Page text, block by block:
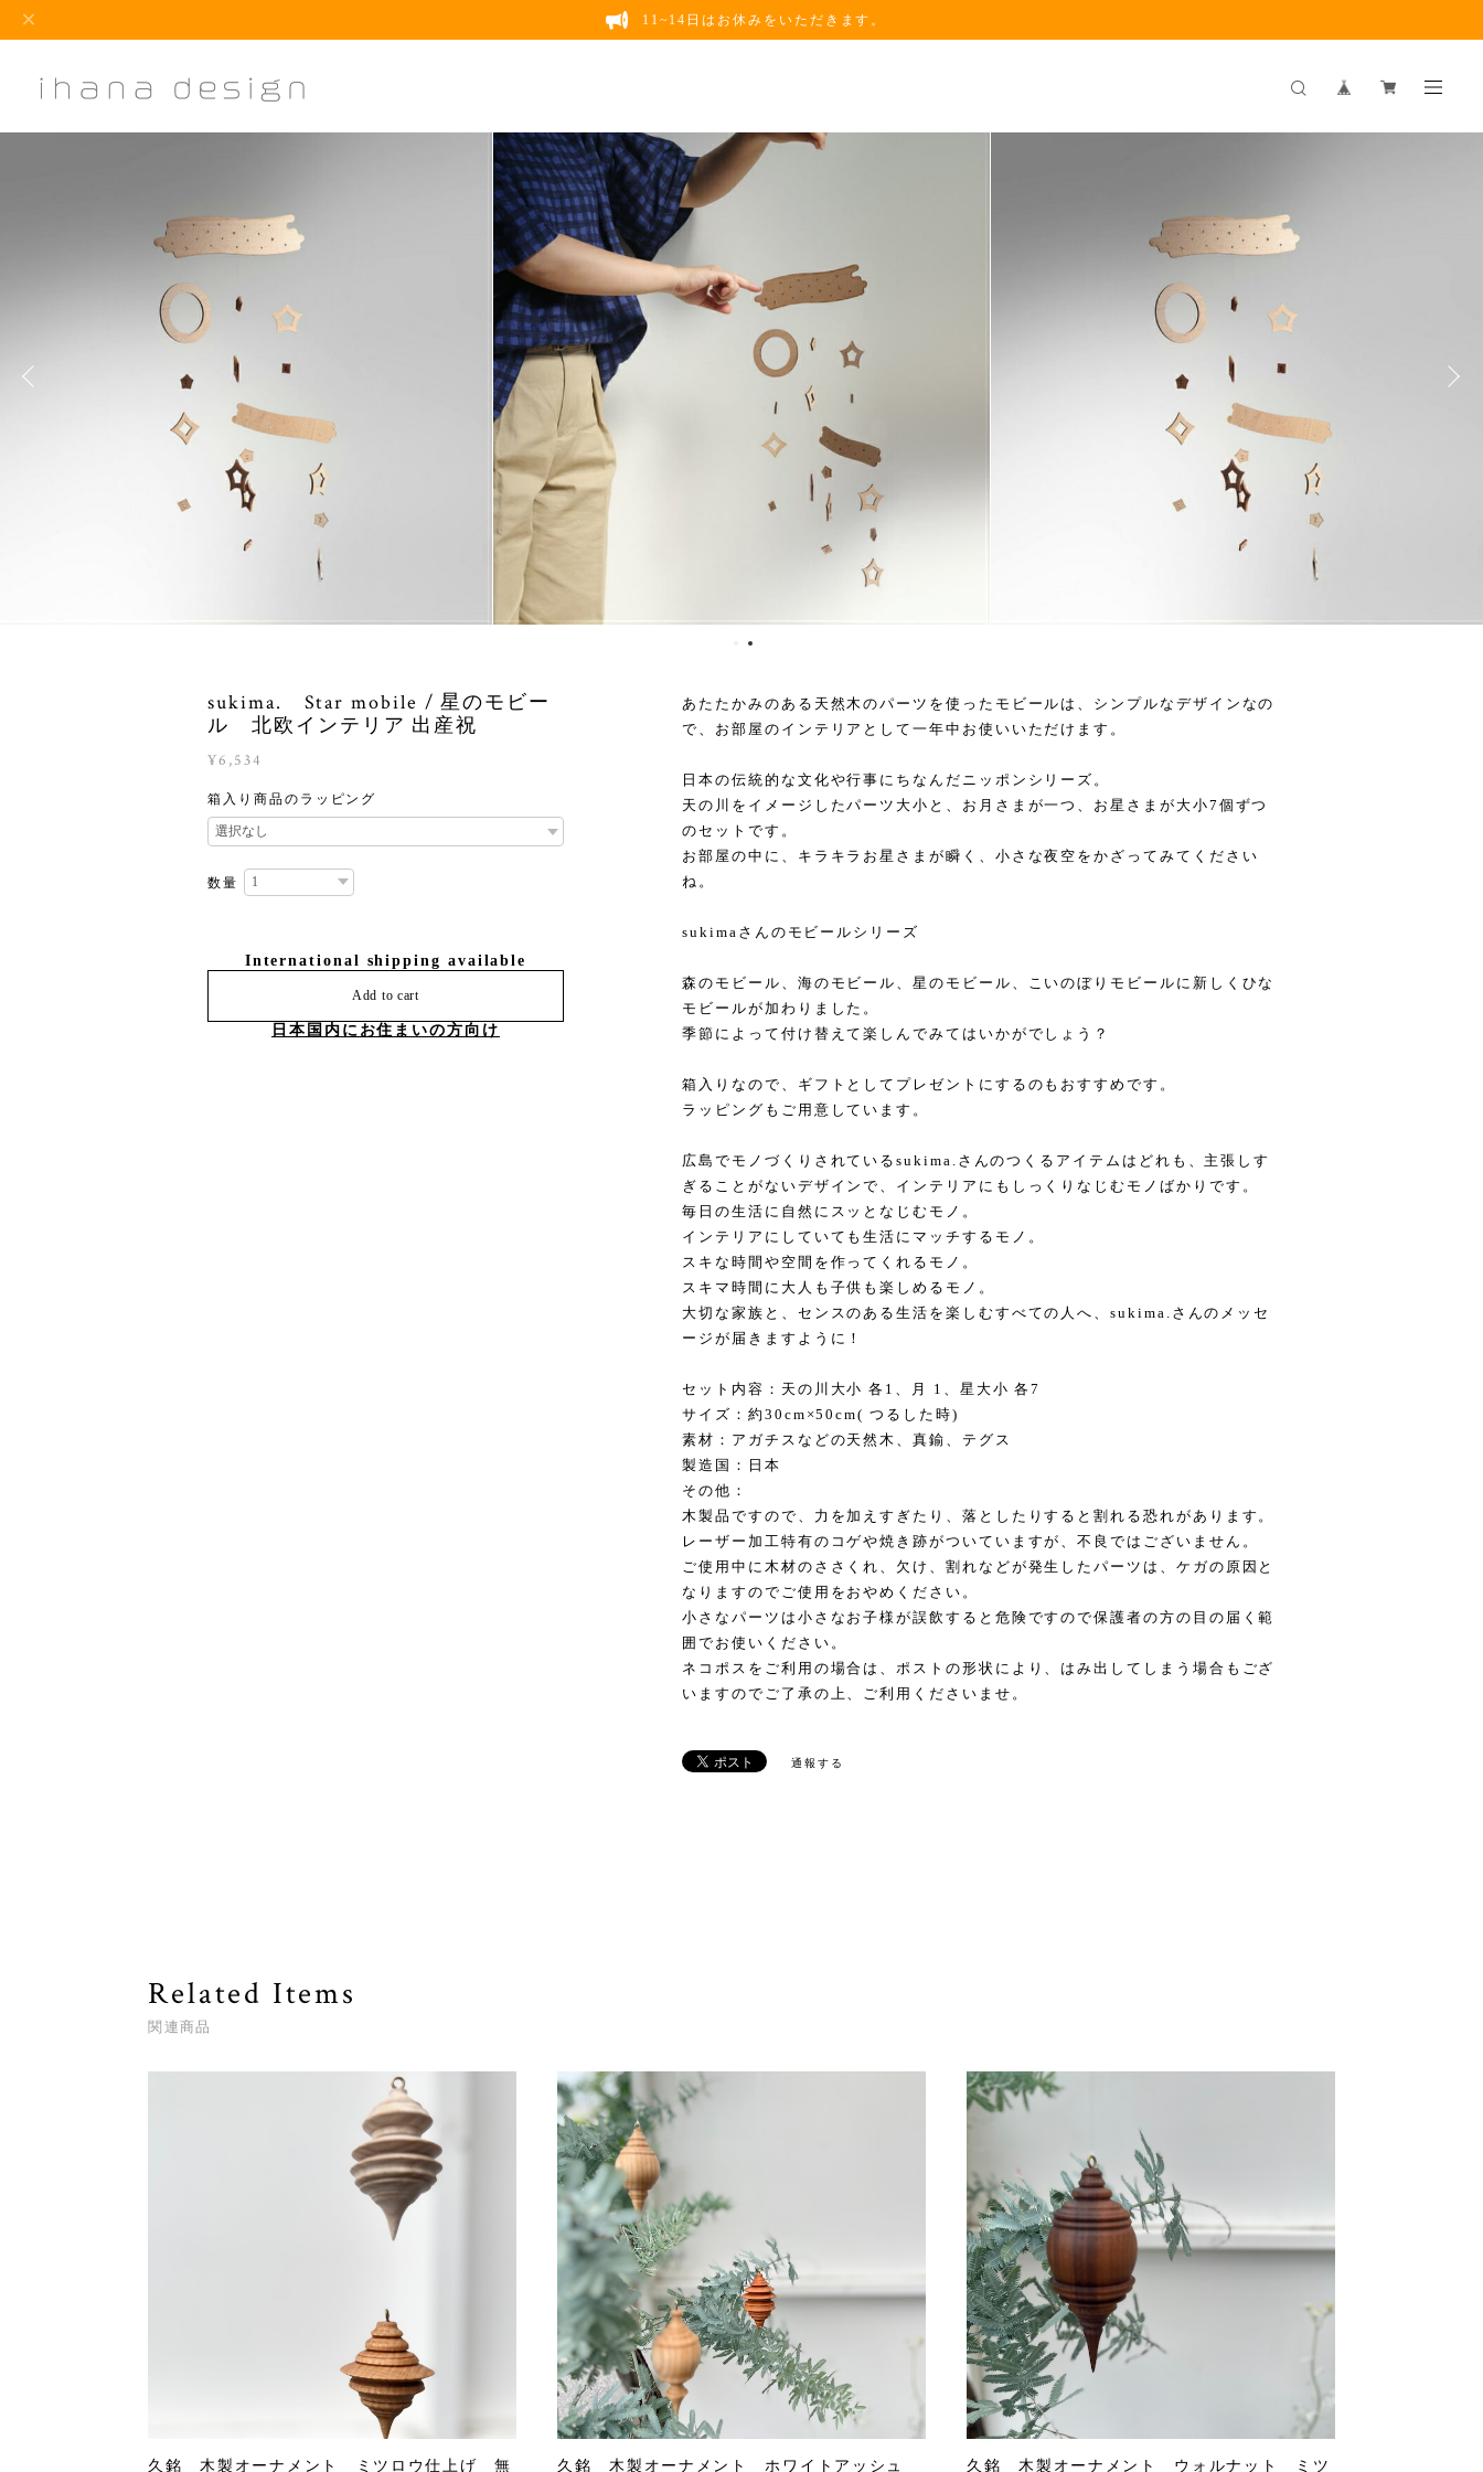
11~14日はお休みをいただきます。
sukima. Star mobile / 星のモビー
ル 北欧インテリア 出産祝
¥6,534
箱入り商品のラッピング
数量
International shipping available
Add to cart
日本国内にお住まいの方向け
あたたかみのある天然木のパーツを使ったモビールは、シンプルなデザインなの
で、お部屋のインテリアとして一年中お使いいただけます。
日本の伝統的な文化や行事にちなんだニッポンシリーズ。
天の川をイメージしたパーツ大小と、お月さまが一つ、お星さまが大小7個ずつ
のセットです。
お部屋の中に、キラキラお星さまが瞬く、小さな夜空をかざってみてください
ね。
sukimaさんのモビールシリーズ
森のモビール、海のモビール、星のモビール、こいのぼりモビールに新しくひな
モビールが加わりました。
季節によって付け替えて楽しんでみてはいかがでしょう？
箱入りなので、ギフトとしてプレゼントにするのもおすすめです。
ラッピングもご用意しています。
広島でモノづくりされているsukima.さんのつくるアイテムはどれも、主張しす
ぎることがないデザインで、インテリアにもしっくりなじむモノばかりです。
毎日の生活に自然にスッとなじむモノ。
インテリアにしていても生活にマッチするモノ。
スキな時間や空間を作ってくれるモノ。
スキマ時間に大人も子供も楽しめるモノ。
大切な家族と、センスのある生活を楽しむすべての人へ、sukima.さんのメッセ
ージが届きますように！
セット内容：天の川⼤⼩ 各1、⽉ 1、星⼤⼩ 各7
サイズ：約30cm×50cm( つるした時)
素材：アガチスなどの天然木、真鍮、テグス
製造国：日本
その他：
木製品ですので、力を加えすぎたり、落としたりすると割れる恐れがあります。
レーザー加工特有のコゲや焼き跡がついていますが、不良ではございません。
ご使用中に木材のささくれ、欠け、割れなどが発生したパーツは、ケガの原因と
なりますのでご使用をおやめください。
小さなパーツは小さなお子様が誤飲すると危険ですので保護者の方の目の届く範
囲でお使いください。
ネコポスをご利用の場合は、ポストの形状により、はみ出してしまう場合もござ
いますのでご了承の上、ご利用くださいませ。
通報する
Related Items
関連商品
久銘 木製オーナメント ミツロウ仕上げ 無
久銘 木製オーナメント ホワイトアッシュ
久銘 木製オーナメント ウォルナット ミツ